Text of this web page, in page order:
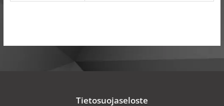
Tietosuojaseloste